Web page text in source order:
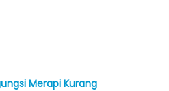
Merapi Kurang